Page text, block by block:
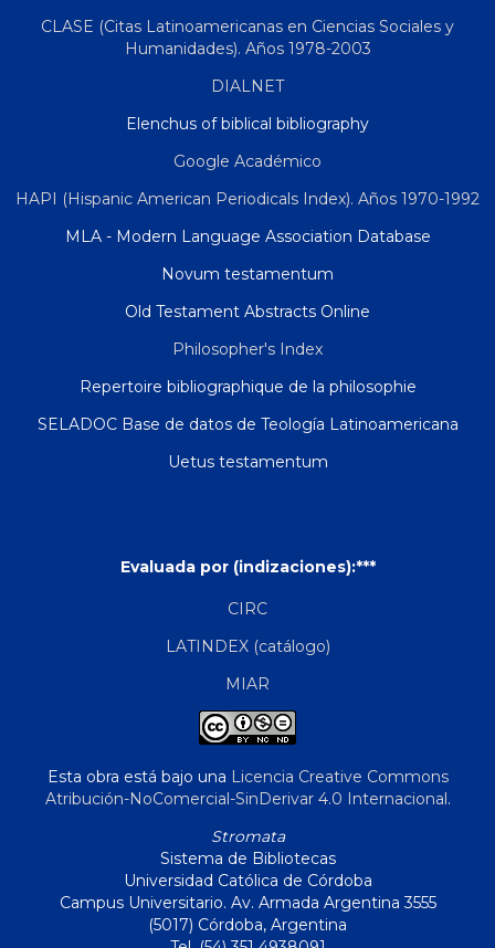
CLASE (Citas Latinoamericanas en Ciencias Sociales y
Humanidades). Años 1978-2003
DIALNET
Elenchus of biblical bibliography
Google Académico
HAPI (Hispanic American Periodicals Index). Años 1970-1992
MLA - Modern Language Association Database
Novum testamentum
Old Testament Abstracts Online
Philosopher's Index
Repertoire bibliographique de la philosophie
SELADOC Base de datos de Teología Latinoamericana
Uetus testamentum
Evaluada por (indizaciones):***
CIRC
LATINDEX (catálogo)
MIAR
Esta obra está bajo una Licencia Creative Commons
Atribución-NoComercial-SinDerivar 4.0 Internacional.
Stromata
Sistema de Bibliotecas
Universidad Católica de Córdoba
Campus Universitario. Av. Armada Argentina 3555
(5017) Córdoba, Argentina